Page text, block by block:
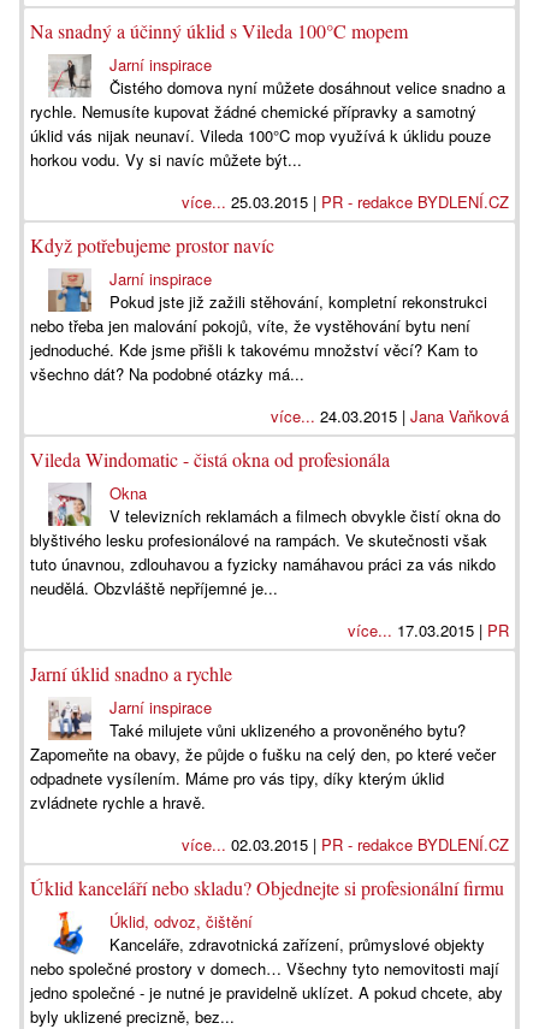
Na snadný a účinný úklid s Vileda 100°C mopem
Jarní inspirace
Čistého domova nyní můžete dosáhnout velice snadno a
rychle. Nemusíte kupovat žádné chemické přípravky a samotný
úklid vás nijak neunaví. Vileda 100°C mop využívá k úklidu pouze
horkou vodu. Vy si navíc můžete být...
více... 25.03.2015 | PR - redakce BYDLENÍ.CZ
Když potřebujeme prostor navíc
Jarní inspirace
Pokud jste již zažili stěhování, kompletní rekonstrukci
nebo třeba jen malování pokojů, víte, že vystěhování bytu není
jednoduché. Kde jsme přišli k takovému množství věcí? Kam to
všechno dát? Na podobné otázky má...
více... 24.03.2015 | Jana Vaňková
Vileda Windomatic - čistá okna od profesionála
Okna
V televizních reklamách a filmech obvykle čistí okna do
blyštivého lesku profesionálové na rampách. Ve skutečnosti však
tuto únavnou, zdlouhavou a fyzicky namáhavou práci za vás nikdo
neudělá. Obzvláště nepříjemné je...
více... 17.03.2015 | PR
Jarní úklid snadno a rychle
Jarní inspirace
Také milujete vůni uklizeného a provoněného bytu?
Zapomeňte na obavy, že půjde o fušku na celý den, po které večer
odpadnete vysílením. Máme pro vás tipy, díky kterým úklid
zvládnete rychle a hravě.
více... 02.03.2015 | PR - redakce BYDLENÍ.CZ
Úklid kanceláří nebo skladu? Objednejte si profesionální firmu
Úklid, odvoz, čištění
Kanceláře, zdravotnická zařízení, průmyslové objekty
nebo společné prostory v domech… Všechny tyto nemovitosti mají
jedno společné - je nutné je pravidelně uklízet. A pokud chcete, aby
byly uklizené precizně, bez...